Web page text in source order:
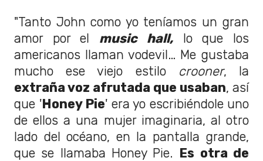
"Tanto John como yo teníamos un gran
amor por el music hall,lo que los
americanos llaman vodevil… Me gustaba
mucho ese viejo estilo crooner, la
extraña voz afrutada que usaban, así
que 'Honey Pie' era yo escribiéndole uno
de ellos a una mujer imaginaria, al otro
lado del océano, en la pantalla grande,
que se llamaba Honey Pie. Es otra de